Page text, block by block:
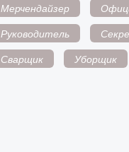
Мерчендайзер
Руководитель
Сварщик
Уборщик